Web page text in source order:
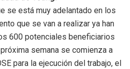
se está muy adelantado en los
que se van a realizar ya han
600 potenciales beneficiarios
semana se comienza a
para la ejecución del trabajo, el